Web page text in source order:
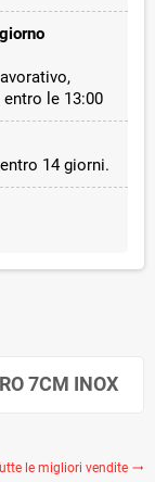
le 13:00
14 giorni.
7CM INOX
le migliori vendite 